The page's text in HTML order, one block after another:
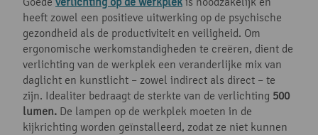
heeft zowel een positieve uitwerking op de psychische
gezondheid als de productiviteit en veiligheid. Om
ergonomische werkomstandigheden te creëren, dient de
verlichting van de werkplek een veranderlijke mix van
daglicht en kunstlicht – zowel indirect als direct – te
zijn. Idealiter bedraagt de sterkte van de verlichting 500
lumen. De lampen op de werkplek moeten in de
kijkrichting worden geïnstalleerd, zodat ze niet kunnen